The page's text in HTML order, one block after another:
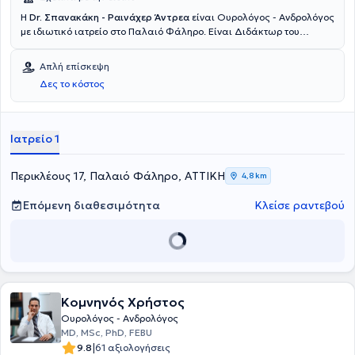
Η Dr. Σπανακάκη - Ραινάχερ Άντρεα είναι Ουρολόγος - Ανδρολόγος
με ιδιωτικό ιατρείο στο Παλαιό Φάληρο. Είναι Διδάκτωρ του
Πανεπιστημίου του Μονάχου. Ειδικεύτηκε στις Ουρολογικές κλινικές
του Γενικού Κρατικού Νοσοκομείου Νίκαιας και του
Πανεπιστημιακού Γενικού Νοσοκομείου Λάρισας, ενώ παράλληλα
εκπαιδεύτηκε και στην Ουρολογική Κλινική του Κρατικού
Συλλόγου Πειραιά και της Γερμανικής Ουρολογικής Εταιρείας.
Απλή επίσκεψη
Δες το κόστος
Ιατρείο 1
Περικλέους 17, Παλαιό Φάληρο, ΑΤΤΙΚΗ 4,8 km
Επόμενη διαθεσιμότητα Κλείσε ραντεβού
Κομνηνός Χρήστος
Ουρολόγος - Ανδρολόγος
MD, MSc, PhD, FEBU
9.8|61 αξιολογήσεις